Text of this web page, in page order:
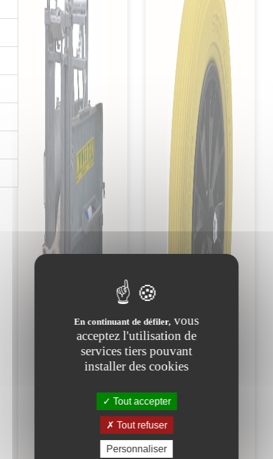
En continuant de défiler, vous
acceptez l'utilisation de
services tiers pouvant
installer des cookies
Tout accepter
Tout refuser
Personnaliser